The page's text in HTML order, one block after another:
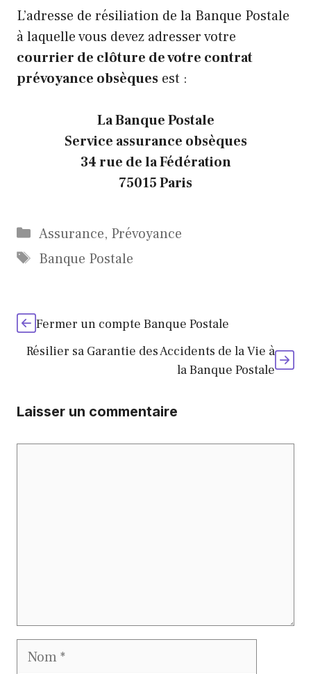
L’adresse de résiliation de la Banque Postale
à laquelle vous devez adresser votre
courrier de clôture de votre contrat
prévoyance obsèques est :
La Banque Postale
Service assurance obsèques
34 rue de la Fédération
75015 Paris
Catégories
Assurance, Prévoyance
Étiquettes
Banque Postale
Fermer un compte Banque Postale
Résilier sa Garantie des Accidents de la Vie à
la Banque Postale
Laisser un commentaire
Nom